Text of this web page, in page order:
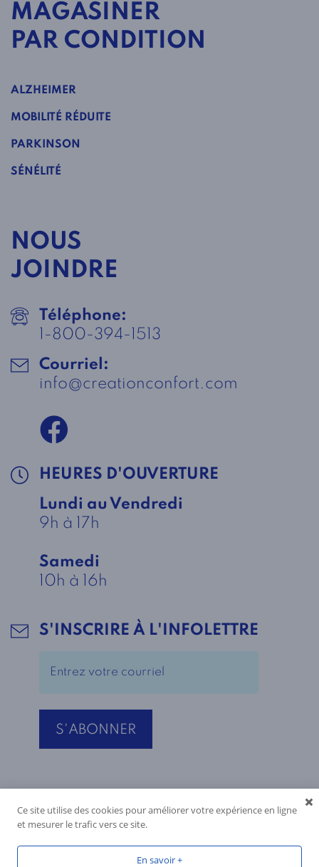
MAGASINER
PAR CONDITION
ALZHEIMER
MOBILITÉ RÉDUITE
PARKINSON
SÉNÉLITÉ
NOUS
JOINDRE
Téléphone:
1-800-394-1513
Courriel:
info@creationconfort.com
HEURES D'OUVERTURE
Lundi au Vendredi
9h à 17h
Samedi
10h à 16h
S'INSCRIRE À L'INFOLETTRE
Ce site utilise des cookies pour améliorer votre expérience en ligne
et mesurer le trafic vers ce site.
En savoir +